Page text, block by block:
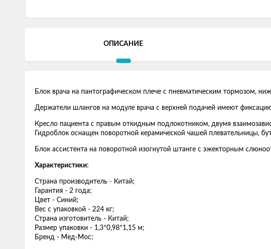
ОПИСАНИЕ
Блок врача на пантографическом плече с пневматическим тормозом,
Держатели шлангов на модуле врача с верхней подачей имеют
Кресло пациента с правым откидным подлокотником, двумя
Гидроблок оснащен поворотной керамической чашей плевательницы,
Блок ассистента на поворотной изогнутой штанге с эжекторным
Характеристики:
Страна производитель - Китай;
Гарантия - 2 года;
Цвет - Синий;
Вес с упаковкой - 224 кг;
Страна изготовитель - Китай;
Размер упаковки - 1,3*0,98*1,15 м;
Бренд - Мед-Мос;